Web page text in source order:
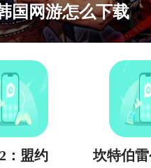
国网游怎么下载
：盟约